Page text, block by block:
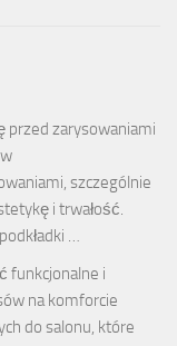
przed zarysowaniami
szczególnie
i trwałość.
…
funkcjonalne i
na komforcie
do salonu, które